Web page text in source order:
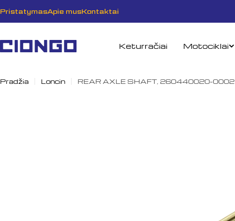
prie
PristatymasApie musKontaktai
Keturračiai Motociklai
Pradžia Loncin REAR AXLE SHAFT, 260440020-0002